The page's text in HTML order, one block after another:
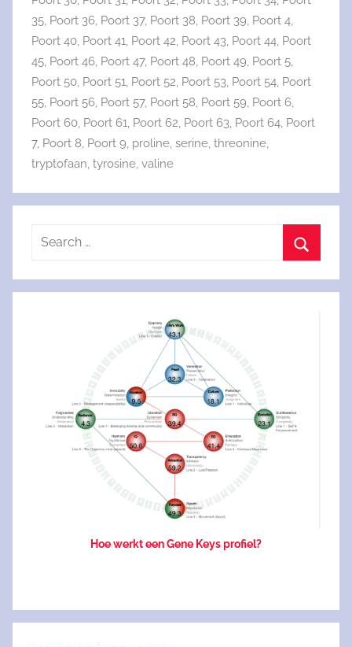
35, Poort 36, Poort 37, Poort 38, Poort 39, Poort 4,
Poort 40, Poort 41, Poort 42, Poort 43, Poort 44, Poort
45, Poort 46, Poort 47, Poort 48, Poort 49, Poort 5,
Poort 50, Poort 51, Poort 52, Poort 53, Poort 54, Poort
55, Poort 56, Poort 57, Poort 58, Poort 59, Poort 6,
Poort 60, Poort 61, Poort 62, Poort 63, Poort 64, Poort
7, Poort 8, Poort 9, proline, serine, threonine,
tryptofaan, tyrosine, valine
Search
Hoe werkt een Gene Keys profiel?